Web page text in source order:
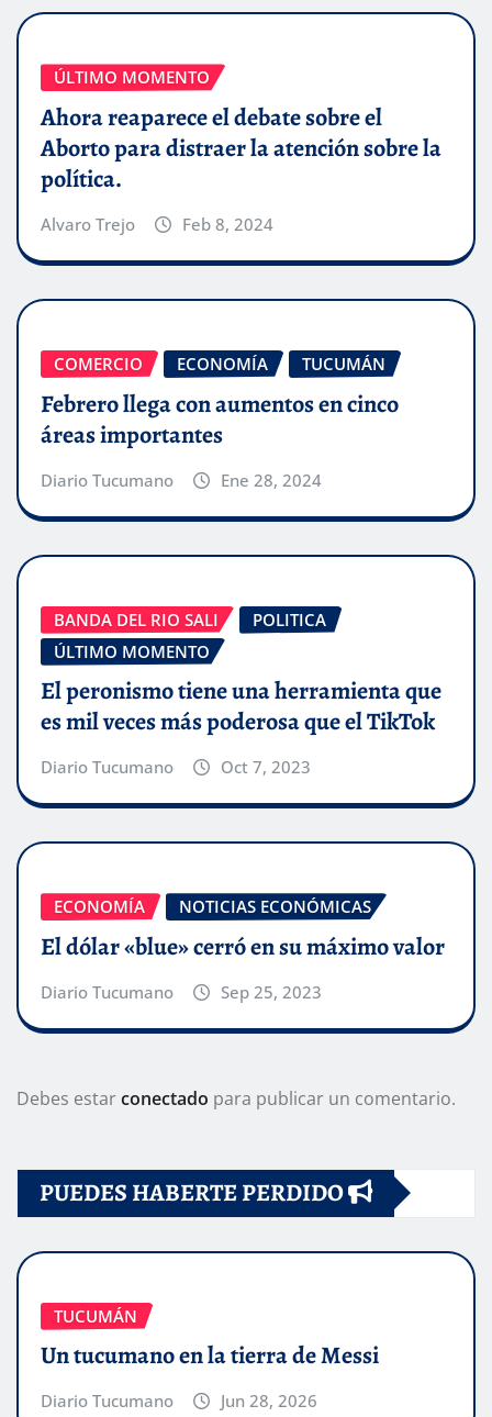
ÚLTIMO MOMENTO
Ahora reaparece el debate sobre el
Aborto para distraer la atención sobre la
política.
Alvaro Trejo Feb 8, 2024
COMERCIO ECONOMÍA TUCUMÁN
Febrero llega con aumentos en cinco
áreas importantes
Diario Tucumano Ene 28, 2024
BANDA DEL RIO SALI
POLITICA
ÚLTIMO MOMENTO
El peronismo tiene una herramienta que
es mil veces más poderosa que el TikTok
Diario Tucumano Oct 7, 2023
ECONOMÍA NOTICIAS ECONÓMICAS
El dólar «blue» cerró en su máximo valor
Diario Tucumano Sep 25, 2023
Debes estarconectado para publicar un comentario.
PUEDES HABERTE PERDIDO
TUCUMÁN
Un tucumano en la tierra de Messi
Diario Tucumano Jun 28, 2026